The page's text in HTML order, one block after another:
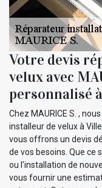
Votre devis
velux avec
personnalisé
Chez MAURICE S. ,
installeur de velux à
vous offrons un devis
de vos besoins. Que ce
ou l'installation de
vous fournir une